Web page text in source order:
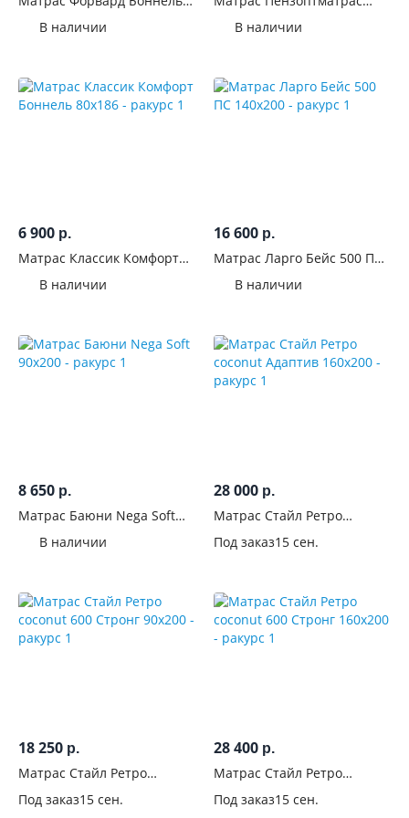
В наличии В наличии
6 900 р.
Матрас Классик Комфорт
В наличии
16 600 р.
Матрас Ларго Бейс 500 ПС
В наличии
8 650 р.
Матрас Баюни Nega Soft
В наличии
28 000 р.
Матрас Стайл Ретро
Под заказ15 сен.
18 250 р.
Матрас Стайл Ретро
Под заказ15 сен.
28 400 р.
Матрас Стайл Ретро
Под заказ15 сен.